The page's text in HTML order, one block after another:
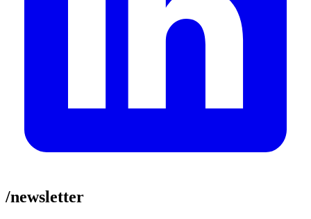
/newsletter